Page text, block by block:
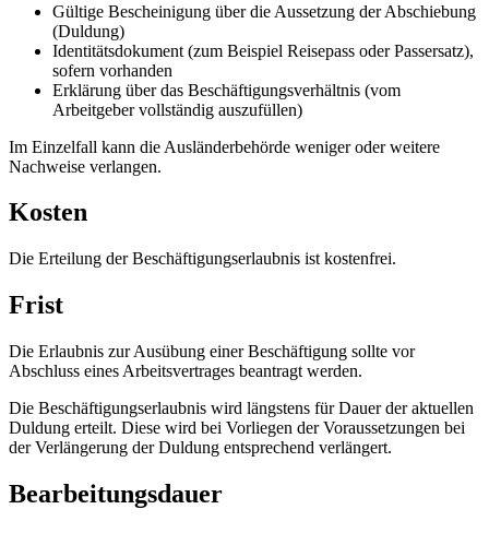
Gültige Bescheinigung über die Aussetzung der Abschiebung
(Duldung)
Identitätsdokument (zum Beispiel Reisepass oder Passersatz),
sofern vorhanden
Erklärung über das Beschäftigungsverhältnis (vom
Arbeitgeber vollständig auszufüllen)
Im Einzelfall kann die Ausländerbehörde weniger oder weitere
Nachweise verlangen.
Kosten
Die Erteilung der Beschäftigungserlaubnis ist kostenfrei.
Frist
Die Erlaubnis zur Ausübung einer Beschäftigung sollte vor
Abschluss eines Arbeitsvertrages beantragt werden.
Die Beschäftigungserlaubnis wird längstens für Dauer der aktuellen
Duldung erteilt. Diese wird bei Vorliegen der Voraussetzungen bei
der Verlängerung der Duldung entsprechend verlängert.
Bearbeitungsdauer